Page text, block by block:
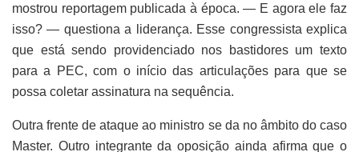
mostrou reportagem publicada à época. — E agora ele faz
isso? — questiona a liderança. Esse congressista explica
que está sendo providenciado nos bastidores um texto
para a PEC, com o início das articulações para que se
possa coletar assinatura na sequência.
Outra frente de ataque ao ministro se da no âmbito do caso
Master. Outro integrante da oposição ainda afirma que o